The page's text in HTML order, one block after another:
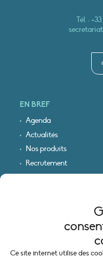
Ce site internet utilise des
Tél. :
EN BREF
Agenda
Actualités
Nos produits
Recrutement
INFORMATIONS
Mentions légales